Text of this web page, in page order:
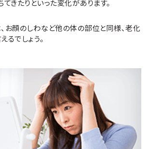
てきたりといった変化があります。
お顔のしわなど他の体の部位と同様、老化
るでしょう。